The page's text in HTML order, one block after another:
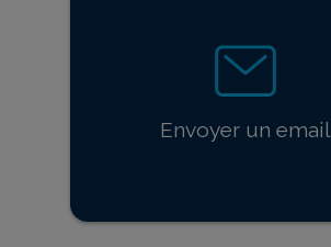
Envoyer un email